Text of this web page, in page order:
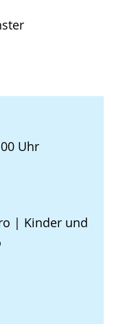
Uhr
| Kinder und